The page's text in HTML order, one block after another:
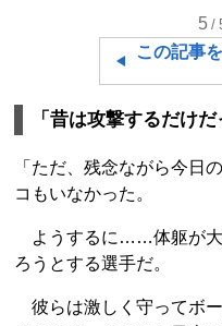
5 /
この記事
「昔は攻撃するだけ
「ただ、残念ながら今日
コもいなかった。
ようするに……体躯が大
ろうとする選手だ。
彼らは激しく守ってボー